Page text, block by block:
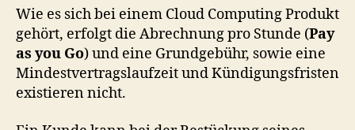
Wie es sich bei einem Cloud Computing Produkt
gehört, erfolgt die Abrechnung pro Stunde (Pay
as you Go) und eine Grundgebühr, sowie eine
Mindestvertragslaufzeit und Kündigungsfristen
existieren nicht.